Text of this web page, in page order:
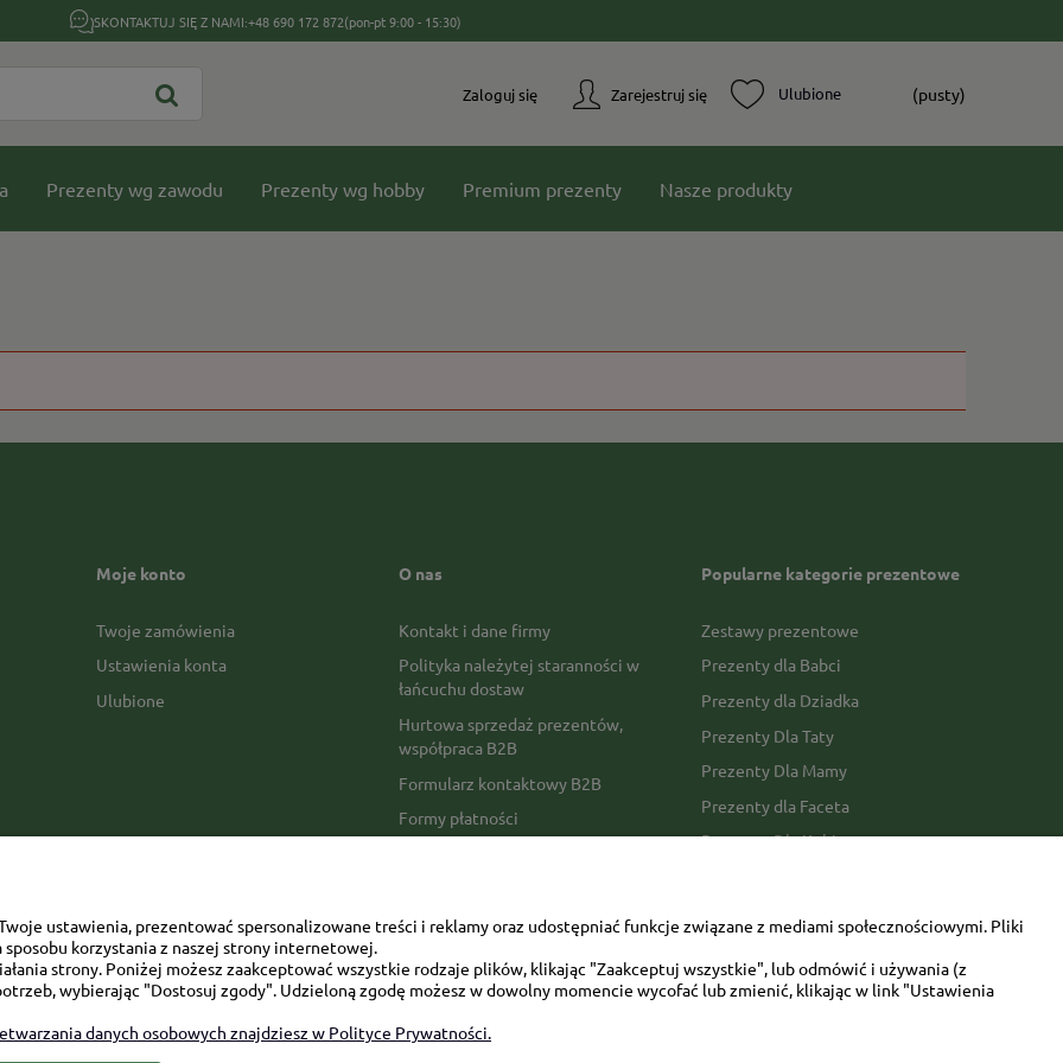
SKONTAKTUJ SIĘ Z NAMI:+48 690 172 872(pon-pt 9:00 - 15:30)
Zarejestruj się
Zaloguj się (pusty)
Prezenty wg zawodu Prezenty wg hobby Premium prezenty Nasze produkty
Moje konto
Twoje zamówienia
Ustawienia konta
Ulubione
O nas
Kontakt i dane firmy
Polityka należytej staranności w
łańcuchu dostaw
Hurtowa sprzedaż prezentów,
współpraca B2B
Formularz kontaktowy B2B
Formy płatności
Opinie Trustmate
Mapa kategorii
Popularne kategorie prezentowe
Zestawy prezentowe
Prezenty dla Babci
Prezenty dla Dziadka
Prezenty Dla Taty
Prezenty Dla Mamy
Prezenty dla Faceta
Prezenty Dla Kobiety
ustawienia, prezentować spersonalizowane treści i reklamy oraz udostępniać funkcje związane z mediami społecznościowymi. Pliki
korzystania z naszej strony internetowej.
strony. Poniżej możesz zaakceptować wszystkie rodzaje plików, klikając "Zaakceptuj wszystkie", lub odmówić i używania (z
wybierając "Dostosuj zgody". Udzieloną zgodę możesz w dowolny momencie wycofać lub zmienić, klikając w link "Ustawienia
danych osobowych znajdziesz w Polityce Prywatności.